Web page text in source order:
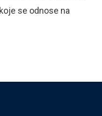
se odnose na